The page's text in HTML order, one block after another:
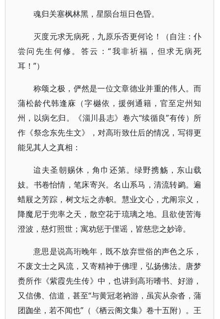
魂归关塞枫林黑，星陨台垣日色昏。
灭度元求无病死，九原乐否更何论！（自注：仆
尝问先生何修。答云：“我非祈福，但求无病死
耳！”）
称颂之极，俨然是一位文章德业并重的伟人。而
蒲松龄代韩逢庥（字樾依，援例通籍，官至定州知
州，以病乞归。《淄川县志》卷六“续循良”有传）所
作《祭念东先生文》，对高珩致仕后的情况，写得更
能见其人之真相：
迨夫圣朝赐休，角巾还第。绿野携觞，东山载
妓。书卷怡情，笔床寄兴。名山系马，清流转鹢。遍
蜡屐之芳踪，树文坛之赤帜。慧业文心，尤阐宗义，
降魔尼于兜率之天，散空花于琉璃之地。且欲使苦海
澄波，慈灯照世；寓劝惩于俚谣，皆慈悲之妙谛。
意思是说高珩晚年，既不放弃世俗的声色之乐，
不废文士之风流，又寄精神于佛理，弘扬佛法。唐梦
赉所作《紫霞先生传》中，也讲到高珩嗜书、好游，
又信佛、信道，甚至“与黄冠老衲游，虽宾从杂沓，蒲
团跏坐，若不闻也”（《栖云阁文集》卷十五附）。王